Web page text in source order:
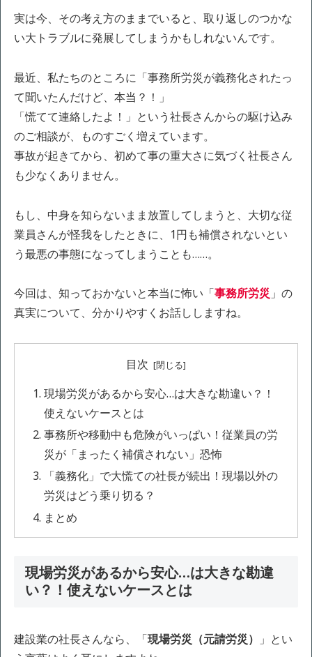
実は今、その考え方のままでいると、取り返しのつかな
い大トラブルに発展してしまうかもしれないんです。
最近、私たちのところに「事務所労災が義務化されたっ
て聞いたんだけど、本当？！」
「慌てて連絡したよ！」という社長さんからの駆け込み
のご相談が、ものすごく増えています。
事故が起きてから、初めて事の重大さに気づく社長さん
も少なくありません。
もし、中身を知らないまま放置してしまうと、大切な従
業員さんが怪我をしたときに、1円も補償されないとい
う最悪の事態になってしまうことも……。
今回は、知っておかないと本当に怖い「事務所労災 」の
真実について、分かりやすくお話ししますね。
目次
現場労災があるから安心…は大きな勘違い？！
使えないケースとは
事務所や移動中も危険がいっぱい！従業員の労
災が「まったく補償されない」恐怖
「義務化」で大慌ての社長が続出！現場以外の
労災はどう乗り切る？
まとめ
現場労災があるから安心…は大きな勘違
い？！使えないケースとは
建設業の社長さんなら、「現場労災（元請労災）
」とい